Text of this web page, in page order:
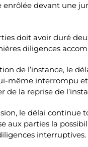
enrôlée devant une
doit avoir duré
diligences
de l’instance, le
même interrompu
de la reprise de
le délai continue
aux parties la
interruptives.